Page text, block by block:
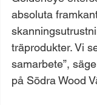
absoluta
träprodukter. Vi
samarbete”,
på Södra Wood